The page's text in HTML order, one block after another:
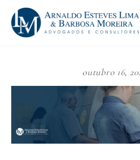
content
outubro 16,